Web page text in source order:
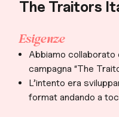
The Traitors
Esigenze
Abbiamo collaborato
campagna “The
L’intento era
format andando a